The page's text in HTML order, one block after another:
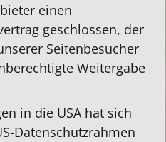
einen
geschlossen, der
Seitenbesucher
Weitergabe
in die USA hat sich
Datenschutzrahmen